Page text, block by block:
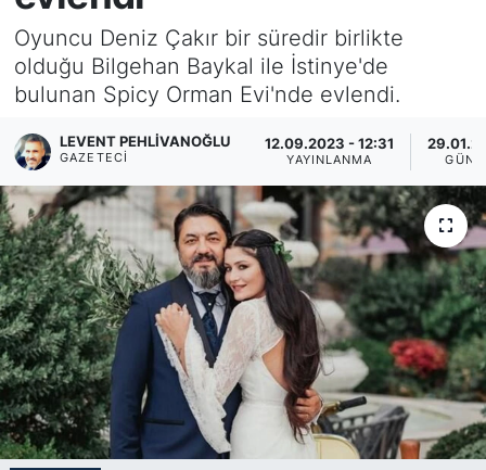
Oyuncu Deniz Çakır bir süredir birlikte
olduğu Bilgehan Baykal ile İstinye'de
bulunan Spicy Orman Evi'nde evlendi.
LEVENT PEHLIVANOĞLU
GAZETECI
12.09.2023 - 12:31
YAYINLANMA
KÖŞE YAZILARI
KÖŞE YAZILARI (Arşiv)
KÜLTÜR SANAT
MAGAZİN
RÖPORTAJ
SAĞLIK
SARIYER HABERLERİ
SARIYER İMAR BARIŞI